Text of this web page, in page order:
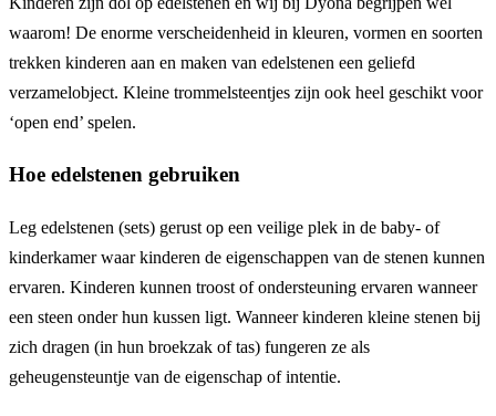
waarom! De enorme verscheidenheid in kleuren, vormen en soorten
trekken kinderen aan en maken van edelstenen een geliefd
verzamelobject. Kleine trommelsteentjes zijn ook heel geschikt voor
‘open end’ spelen.
Hoe edelstenen gebruiken
Leg edelstenen (sets) gerust op een veilige plek in de baby- of
kinderkamer waar kinderen de eigenschappen van de stenen kunnen
ervaren. Kinderen kunnen troost of ondersteuning ervaren wanneer
een steen onder hun kussen ligt. Wanneer kinderen kleine stenen bij
zich dragen (in hun broekzak of tas) fungeren ze als
geheugensteuntje van de eigenschap of intentie.